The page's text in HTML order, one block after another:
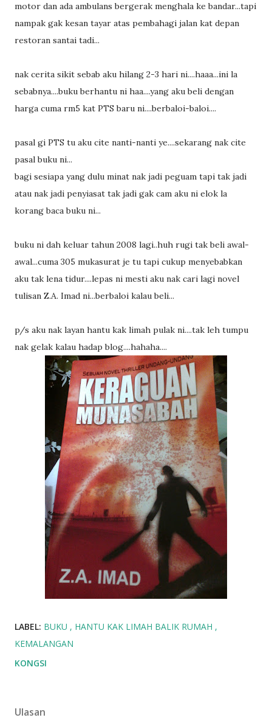
motor dan ada ambulans bergerak menghala ke bandar...tapi
nampak gak kesan tayar atas pembahagi jalan kat depan
restoran santai tadi...
nak cerita sikit sebab aku hilang 2-3 hari ni....haaa...ini la
sebabnya....buku berhantu ni haa....yang aku beli dengan
harga cuma rm5 kat PTS baru ni....berbaloi-baloi....
pasal gi PTS tu aku cite nanti-nanti ye....sekarang nak cite
pasal buku ni...
bagi sesiapa yang dulu minat nak jadi peguam tapi tak jadi
atau nak jadi penyiasat tak jadi gak cam aku ni elok la
korang baca buku ni...
buku ni dah keluar tahun 2008 lagi..huh rugi tak beli awal-
awal...cuma 305 mukasurat je tu tapi cukup menyebabkan
aku tak lena tidur....lepas ni mesti aku nak cari lagi novel
tulisan Z.A. Imad ni...berbaloi kalau beli...
p/s aku nak layan hantu kak limah pulak ni....tak leh tumpu
nak gelak kalau hadap blog....hahaha....
LABEL: BUKU
HANTU KAK LIMAH BALIK RUMAH
KEMALANGAN
KONGSI
Ulasan